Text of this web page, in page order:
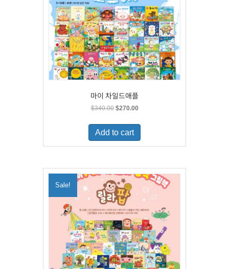
마이 차일드애플
$340.00 Original
was:
$340.00.
$270.00Current
is:
Add to cart
Sale!